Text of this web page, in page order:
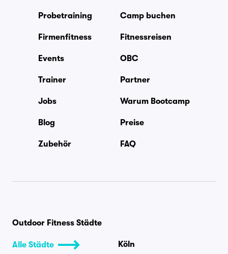
Probetraining Camp buchen
Firmenfitness Fitnessreisen
Events OBC
Trainer Partner
Jobs Warum Bootcamp
Blog Preise
Zubehör FAQ
Outdoor Fitness Städte
Alle Städte
Köln